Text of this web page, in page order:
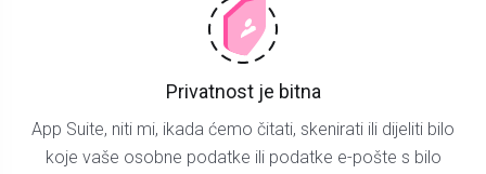
Privatnost je bitna
App Suite, niti mi, ikada ćemo čitati, skenirati ili dijeliti bilo
koje vaše osobne podatke ili podatke e-pošte s bilo